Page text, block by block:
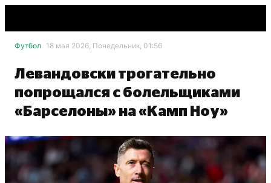
Футбол 18 мая 2026, Понедельник, 01:56
Левандовски трогательно
попрощался с болельщиками
«Барселоны» на «Камп Ноу»